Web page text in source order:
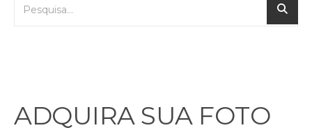
ADQUIRA SUA FOTO